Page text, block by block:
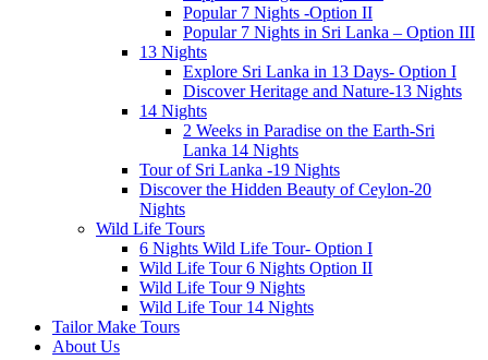
Popular 7 Nights -Option II
Popular 7 Nights in Sri Lanka – Option III
13 Nights
Explore Sri Lanka in 13 Days- Option I
Discover Heritage and Nature-13 Nights
14 Nights
2 Weeks in Paradise on the Earth-Sri
Lanka 14 Nights
Tour of Sri Lanka -19 Nights
Discover the Hidden Beauty of Ceylon-20
Nights
Wild Life Tours
6 Nights Wild Life Tour- Option I
Wild Life Tour 6 Nights Option II
Wild Life Tour 9 Nights
Wild Life Tour 14 Nights
Tailor Make Tours
About Us